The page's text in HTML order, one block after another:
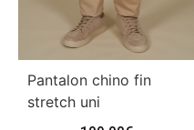
Pantalon chino fin
stretch uni